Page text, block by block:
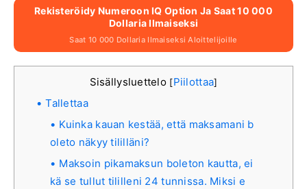
Rekisteröidy Numeroon IQ Option Ja Saat 10 000
Dollaria Ilmaiseksi
Saat 10 000 Dollaria Ilmaiseksi Aloittelijoille
Sisällysluettelo [Piilottaa]
Tallettaa
Kuinka kauan kestää, että maksamani b
oleto näkyy tililläni?
Maksoin pikamaksun boleton kautta, ei
kä se tullut tililleni 24 tunnissa. Miksi e